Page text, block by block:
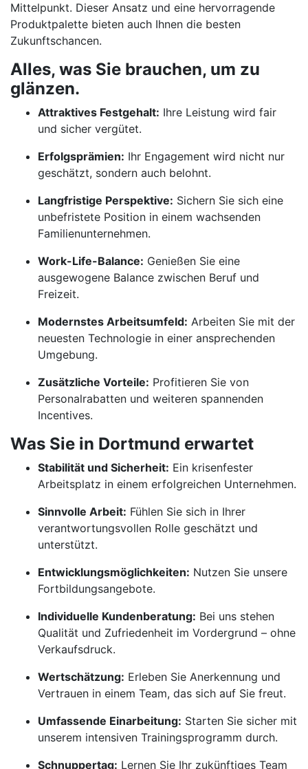
Mittelpunkt. Dieser Ansatz und eine hervorragende
Produktpalette bieten auch Ihnen die besten
Zukunftschancen.
Alles, was Sie brauchen, um zu
glänzen.
Attraktives Festgehalt: Ihre Leistung wird fair
und sicher vergütet.
Erfolgsprämien: Ihr Engagement wird nicht nur
geschätzt, sondern auch belohnt.
Langfristige Perspektive: Sichern Sie sich eine
unbefristete Position in einem wachsenden
Familienunternehmen.
Work-Life-Balance: Genießen Sie eine
ausgewogene Balance zwischen Beruf und
Freizeit.
Modernstes Arbeitsumfeld: Arbeiten Sie mit der
neuesten Technologie in einer ansprechenden
Umgebung.
Zusätzliche Vorteile: Profitieren Sie von
Personalrabatten und weiteren spannenden
Incentives.
Was Sie in Dortmund erwartet
Stabilität und Sicherheit: Ein krisenfester
Arbeitsplatz in einem erfolgreichen Unternehmen.
Sinnvolle Arbeit: Fühlen Sie sich in Ihrer
verantwortungsvollen Rolle geschätzt und
unterstützt.
Entwicklungsmöglichkeiten: Nutzen Sie unsere
Fortbildungsangebote.
Individuelle Kundenberatung: Bei uns stehen
Qualität und Zufriedenheit im Vordergrund – ohne
Verkaufsdruck.
Wertschätzung: Erleben Sie Anerkennung und
Vertrauen in einem Team, das sich auf Sie freut.
Umfassende Einarbeitung: Starten Sie sicher mit
unserem intensiven Trainingsprogramm durch.
Schnuppertag: Lernen Sie Ihr zukünftiges Team